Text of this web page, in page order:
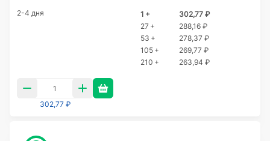
2-4 дня 1 +
302,77 ₽
27 +
288,16 ₽
53 +
278,37 ₽
105 +
269,77 ₽
210 +
263,94 ₽
302,77 ₽